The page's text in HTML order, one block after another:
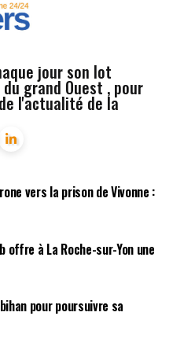
jour son lot
grand Ouest , pour
l'actualité de la
vers la prison de Vivonne :
offre à La Roche-sur-Yon une
pour poursuivre sa